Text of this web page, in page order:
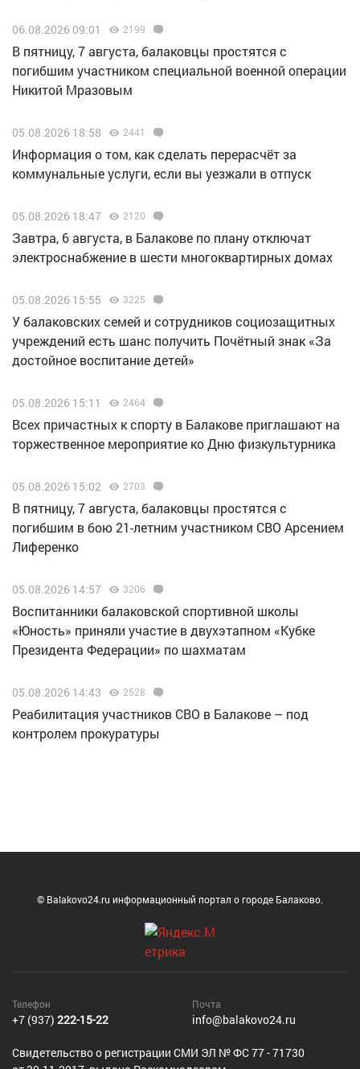
06.08.2026 09:01 2199
В пятницу, 7 августа, балаковцы простятся с
погибшим участником специальной военной операции
Никитой Мразовым
05.08.2026 18:58 2441
Информация о том, как сделать перерасчёт за
коммунальные услуги, если вы уезжали в отпуск
05.08.2026 18:47 2120
Завтра, 6 августа, в Балакове по плану отключат
электроснабжение в шести многоквартирных домах
05.08.2026 15:55 3225
У балаковских семей и сотрудников социозащитных
учреждений есть шанс получить Почётный знак «За
достойное воспитание детей»
05.08.2026 15:11 2464
Всех причастных к спорту в Балакове приглашают на
торжественное мероприятие ко Дню физкультурника
05.08.2026 15:02 2703
В пятницу, 7 августа, балаковцы простятся с
погибшим в бою 21-летним участником СВО Арсением
Лиференко
05.08.2026 14:57 3206
Воспитанники балаковской спортивной школы
«Юность» приняли участие в двухэтапном «Кубке
Президента Федерации» по шахматам
05.08.2026 14:43 2528
Реабилитация участников СВО в Балакове – под
контролем прокуратуры
© Balakovo24.ru информационный портал о городе Балаково.
Телефон
+7 (937) 222-15-22
Почта
info@balakovo24.ru
Cвидетельство о регистрации СМИ ЭЛ № ФС 77 - 71730